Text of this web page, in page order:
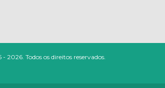
Todos os direitos reservados.